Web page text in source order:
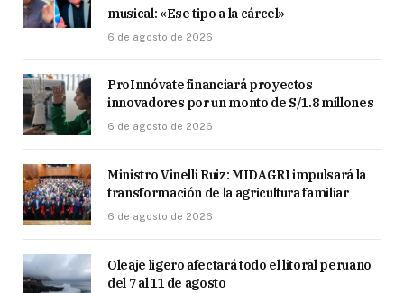
musical: «Ese tipo a la cárcel»
6 de agosto de 2026
ProInnóvate financiará proyectos
innovadores por un monto de S/1.8 millones
6 de agosto de 2026
Ministro Vinelli Ruiz: MIDAGRI impulsará la
transformación de la agricultura familiar
6 de agosto de 2026
Oleaje ligero afectará todo el litoral peruano
del 7 al 11 de agosto